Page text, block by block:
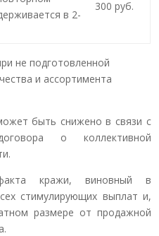
в 2-
300 руб.
не подготовленной
и ассортимента
быть снижено в связи с
о коллективной
кражи, виновный в
стимулирующих выплат и,
размере от продажной